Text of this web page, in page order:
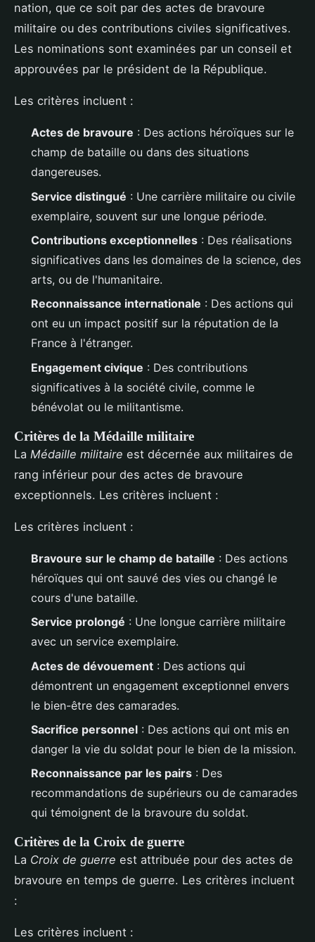
nation, que ce soit par des actes de bravoure
militaire ou des contributions civiles significatives.
Les nominations sont examinées par un conseil et
approuvées par le président de la République.
Les critères incluent :
Actes de bravoure : Des actions héroïques sur le
champ de bataille ou dans des situations
dangereuses.
Service distingué : Une carrière militaire ou civile
exemplaire, souvent sur une longue période.
Contributions exceptionnelles : Des réalisations
significatives dans les domaines de la science, des
arts, ou de l'humanitaire.
Reconnaissance internationale : Des actions qui
ont eu un impact positif sur la réputation de la
France à l'étranger.
Engagement civique : Des contributions
significatives à la société civile, comme le
bénévolat ou le militantisme.
Critères de la Médaille militaire
La Médaille militaire est décernée aux militaires de
rang inférieur pour des actes de bravoure
exceptionnels. Les critères incluent :
Les critères incluent :
Bravoure sur le champ de bataille : Des actions
héroïques qui ont sauvé des vies ou changé le
cours d'une bataille.
Service prolongé : Une longue carrière militaire
avec un service exemplaire.
Actes de dévouement : Des actions qui
démontrent un engagement exceptionnel envers
le bien-être des camarades.
Sacrifice personnel : Des actions qui ont mis en
danger la vie du soldat pour le bien de la mission.
Reconnaissance par les pairs : Des
recommandations de supérieurs ou de camarades
qui témoignent de la bravoure du soldat.
Critères de la Croix de guerre
La Croix de guerre est attribuée pour des actes de
bravoure en temps de guerre. Les critères incluent
:
Les critères incluent :